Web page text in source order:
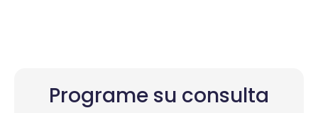
Programe su consulta